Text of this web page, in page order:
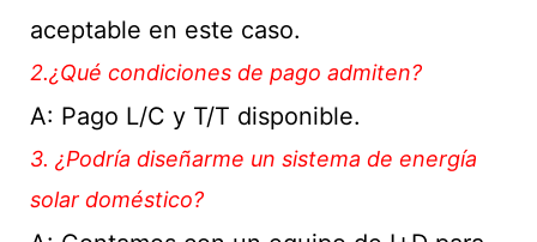
aceptable en este caso.
2.¿Qué condiciones de pago admiten?
A: Pago L/C y T/T disponible.
3. ¿Podría diseñarme un sistema de energía
solar doméstico?